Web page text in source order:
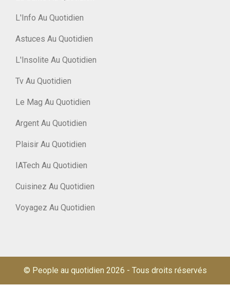
L'Info Au Quotidien
Astuces Au Quotidien
L'Insolite Au Quotidien
Tv Au Quotidien
Le Mag Au Quotidien
Argent Au Quotidien
Plaisir Au Quotidien
IATech Au Quotidien
Cuisinez Au Quotidien
Voyagez Au Quotidien
© People au quotidien 2026 - Tous droits réservés